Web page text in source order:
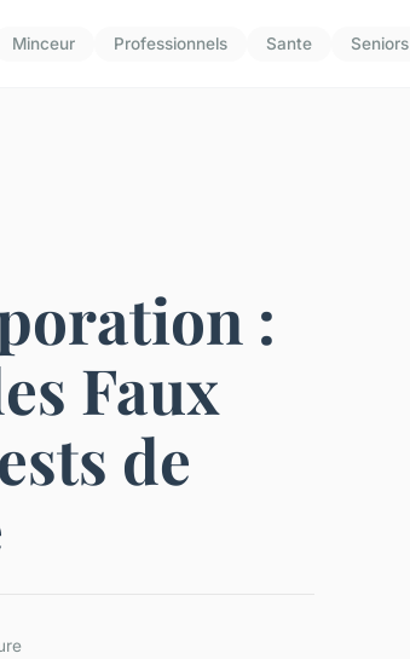
Minceur Professionnels Sante Seniors
:
Faux
de